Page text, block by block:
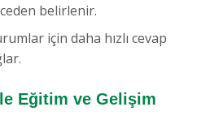
belirlenir.
için daha hızlı cevap
Eğitim ve Gelişim